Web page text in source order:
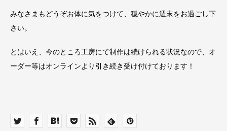
みなさまもどうぞお体に気をつけて、穏やかに週末をお過ごし下
さい。
とはいえ、今のところ工房にて制作は続けられる状況なので、オ
ーダー等はオンラインより引き続き受け付けております！